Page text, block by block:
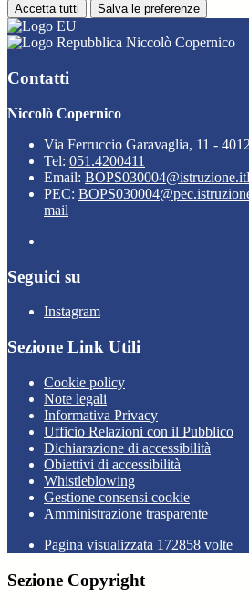
Accetta tutti Salva le preferenze
Niccolò Copernico
Contatti
Niccolò Copernico
Via Ferruccio Garavaglia, 11 -
Tel: 051.4200411
Email: BOPS030004@istruzione.it
PEC:
mail
Seguici su
Instagram
Sezione Link Utili
Cookie policy
Note legali
Informativa Privacy
Ufficio Relazioni con il Pubblico
Dichiarazione di accessibilità
Obiettivi di accessibilità
Whistleblowing
Gestione consensi cookie
Amministrazione trasparente
Pagina visualizzata 172858 volte
Sezione Copyright